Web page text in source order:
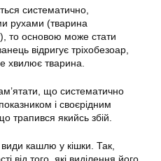
систематично,
рухами (тварина
то основою може стати
відригує тріхобезоар,
хвилює тварина.
що систематично
і своєрідним
трапився якийсь збій.
кашлю у кішки. Так,